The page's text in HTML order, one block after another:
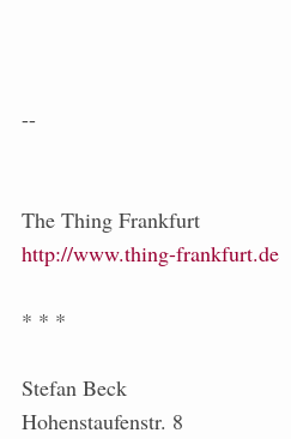
--
The Thing Frankfurt
http://www.thing-frankfurt.de
* * *
Stefan Beck
Hohenstaufenstr. 8